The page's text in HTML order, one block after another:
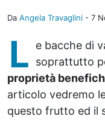
Da Angela Travaglini - 7
L
e bacche di
soprattutto
proprietà
articolo vedremo
questo frutto ed il